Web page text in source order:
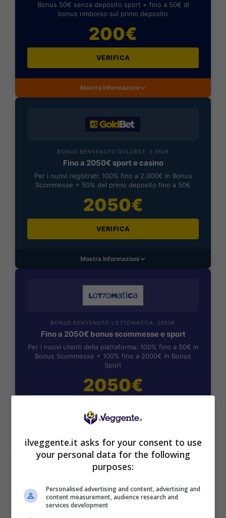
Bonus 50€ senza deposito sport + fino a 50€ di
bonus rimborso sul primo deposito
200€
VERIFICA
Mostra Informazioni
BONUS BENVENUTO GOLDBET: 2.050€
Fino a 2050€ sport e casino
Per i nuovi registrati: 100% fino a 2.000€ in Bonus
Scommesse + 50% del primo deposito fino a 50€
2050€
VERIFICA
Mostra Informazioni
BONUS BENVENUTO LOTTOMATICA: 2050€
Fino a 2050€ bonus scommesse e sport
Per i nuovi utenti della piattaforma: 100% fino a 50€ in
Bonus Scommesse + 100% fino a 2000€ in Bonus
Sport
2050€
Mostra Informazioni
SNAI
Bonus Benvenuto Sport: fino a 1.000€
ilveggente.it asks for your consent to use
your personal data for the following
purposes:
Personalised advertising and content, advertising and
content measurement, audience research and
services development